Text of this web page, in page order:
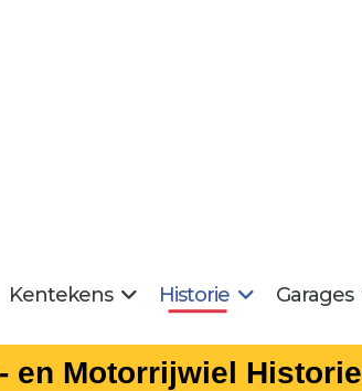
Kentekens Historie Garages
en Motorrijwiel Historie